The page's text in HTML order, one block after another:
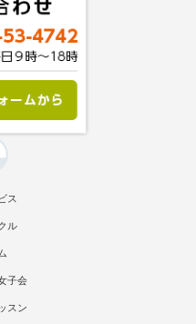
ス
ル
子会
スン